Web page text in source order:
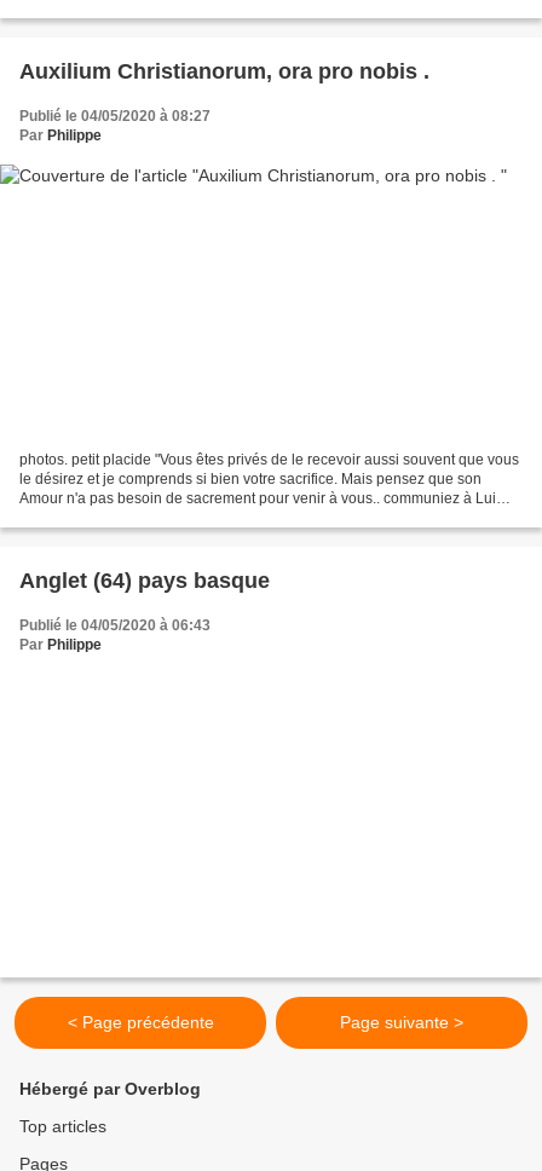
Auxilium Christianorum, ora pro nobis .
Publié le 04/05/2020 à 08:27
Par Philippe
photos. petit placide "Vous êtes privés de le recevoir aussi souvent que vous
le désirez et je comprends si bien votre sacrifice. Mais pensez que son
Amour n'a pas besoin de sacrement pour venir à vous.. communiez à Lui
Anglet (64) pays basque
Publié le 04/05/2020 à 06:43
Par Philippe
< Page précédente Page suivante >
Hébergé par Overblog
Top articles
Pages